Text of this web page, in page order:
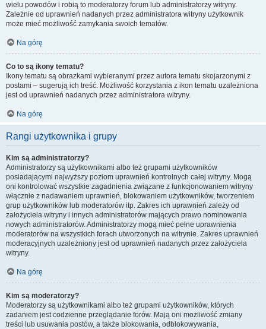
wielu powodów i robią to moderatorzy forum lub administratorzy witryny.
Zależnie od uprawnień nadanych przez administratora witryny użytkownik
może mieć możliwość zamykania swoich tematów.
Na górę
Co to są ikony tematu?
Ikony tematu są obrazkami wybieranymi przez autora tematu skojarzonymi z
postami – sugerują ich treść. Możliwość korzystania z ikon tematu uzależniona
jest od uprawnień nadanych przez administratora witryny.
Na górę
Rangi użytkownika i grupy
Kim są administratorzy?
Administratorzy są użytkownikami albo też grupami użytkowników
posiadającymi najwyższy poziom uprawnień kontrolnych całej witryny. Mogą
oni kontrolować wszystkie zagadnienia związane z funkcjonowaniem witryny
włącznie z nadawaniem uprawnień, blokowaniem użytkowników, tworzeniem
grup użytkowników lub moderatorów itp. Zakres ich uprawnień zależy od
założyciela witryny i innych administratorów mających prawo nominowania
nowych administratorów. Administratorzy mogą mieć pełne uprawnienia
moderatorów na wszystkich forach utworzonych na witrynie. Zakres uprawnień
moderacyjnych uzależniony jest od uprawnień nadanych przez założyciela
witryny.
Na górę
Kim są moderatorzy?
Moderatorzy są użytkownikami albo też grupami użytkowników, których
zadaniem jest codzienne przeglądanie forów. Mają oni możliwość zmiany
treści lub usuwania postów, a także blokowania, odblokowywania,